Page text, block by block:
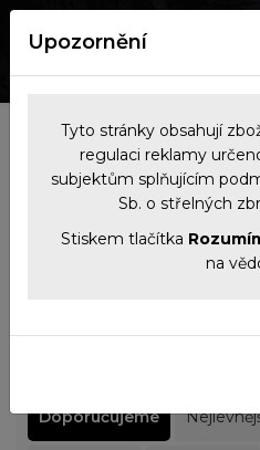
Výrobci
Filtrace produktů
Doporučujeme
Upozornění
Tyto stránky obsahují
regulaci reklamy
subjektům splňujícím
Sb. o střelných
Stiskem tlačítka
na